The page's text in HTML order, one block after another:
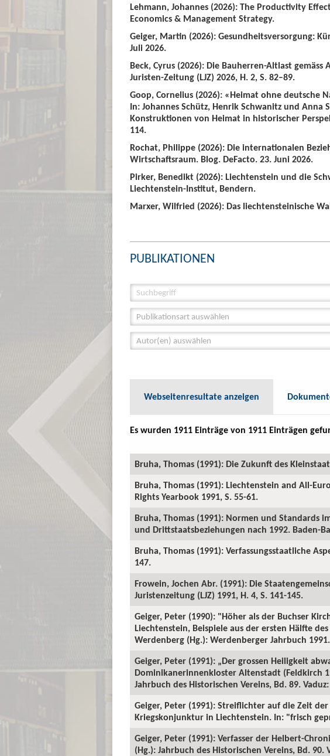
Lehmann, Johannes (2026): The Productivity
Economics & Management Strategy.
Geiger, Martin (2026): Gesundheitsversorgung:
Juli 2026.
Beck, Cyrus (2026): Die Bauherren-Altlast
Juristen-Zeitung (LJZ) 2026, H. 2, S. 82–89.
Goop, Cornelius (2026): «Heimat ohne deutsche
In: Johannes Schütz, Henrik Schwanitz und
Konstruktionen von Heimat in historischer
114.
Rochat, Philippe (2026): Die internationalen
Wirtschaftsraum. Blog. DeFacto. 23. Juni 2026.
Pirker, Benedikt (2026): Liechtenstein und die
Liechtenstein-Institut, Bendern.
Marxer, Wilfried (2026): Das liechtensteinische
PUBLIKATIONEN
Publikationsart auswählen
Autor(en) auswählen
Webseitenresultate anzeigen
Es wurden 1911 Einträge von 1911 Einträgen
Bruha, Thomas (1991): Die Zukunft des
Bruha, Thomas (1991): Liechtenstein and All-
Rights Yearbook 1991, S. 55-61.
Bruha, Thomas (1991): Normen und Standards
und Drittstaatsbeziehungen nach 1992. Baden-
Bruha, Thomas (1991): Verfassungsstaatliche
147.
Frowein, Jochen Abr. (1991): Die
Juristenzeitung (LJZ) 1991, H. 4, S. 141-145.
Geiger, Peter (1990): "Höher als der Buchser
Liechtenstein, Beispiele aus der ersten Hälfte
Werdenberg (Hg.): Werdenberger Jahrbuch
Geiger, Peter (1991): „Der grossen Heiligkeit
Dominikanerinnenkloster Altenstadt (Feldkirch
Jahrbuch des Historischen Vereins, Bd. 89.
Geiger, Peter (1991): Streiflichter auf die Zeit
Kriegskonjunktur in Liechtenstein. In: "frisch
Geiger, Peter (1991): Verfasser der Helbert-
(Hg.): Jahrbuch des Historischen Vereins, Bd. 90.